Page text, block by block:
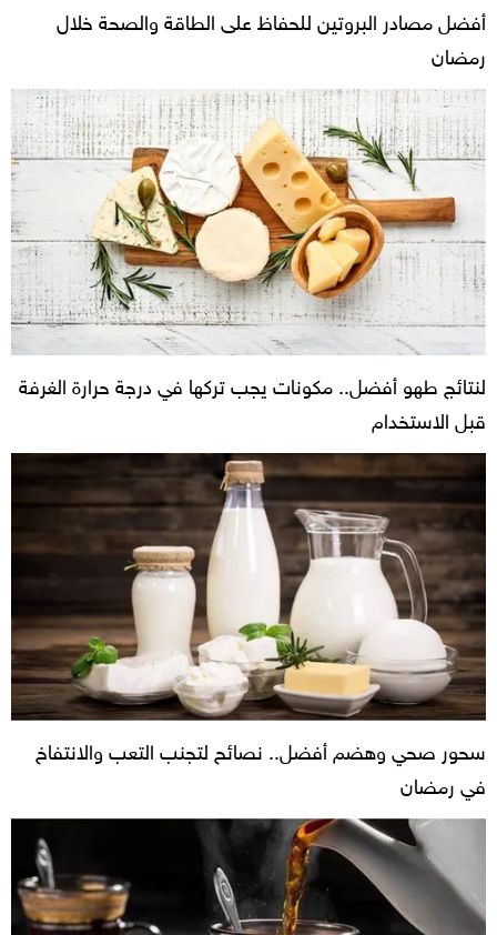
أفضل مصادر البروتين للحفاظ على الطاقة والصحة خلال
رمضان
لنتائج طهو أفضل.. مكونات يجب تركها في درجة حرارة الغرفة
قبل الاستخدام
سحور صحي وهضم أفضل.. نصائح لتجنب التعب والانتفاخ
في رمضان